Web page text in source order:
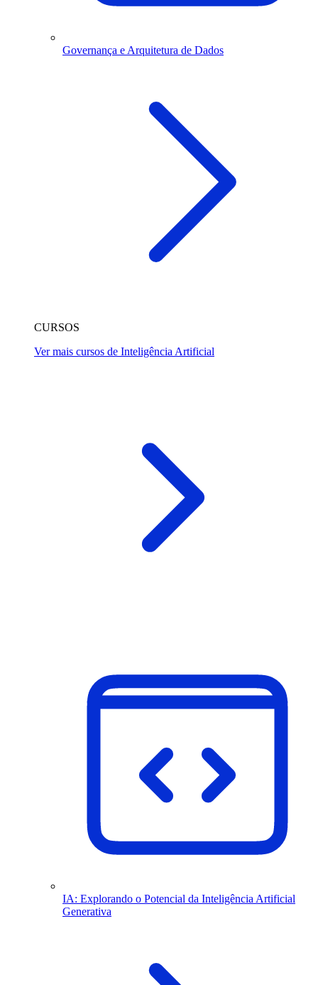
Governança e Arquitetura de Dados
CURSOS
Ver mais cursos de Inteligência Artificial
IA: Explorando o Potencial da Inteligência Artificial
Generativa